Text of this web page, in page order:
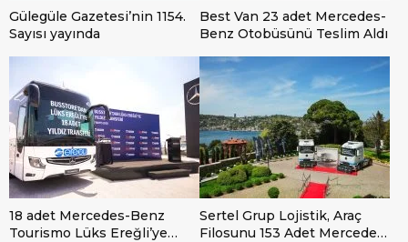
Gülegüle Gazetesi’nin 1154.
Sayısı yayında
Best Van 23 adet Mercedes-
Benz Otobüsünü Teslim Aldı
18 adet Mercedes-Benz
Tourismo Lüks Ereğli’ye
Sertel Grup Lojistik, Araç
Filosunu 153 Adet Mercedes-